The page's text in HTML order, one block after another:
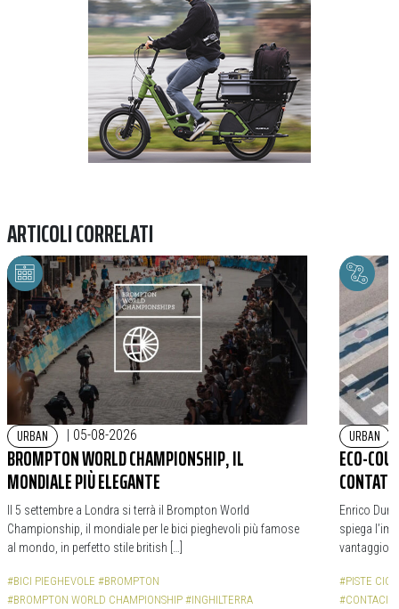
ARTICOLI CORRELATI
URBAN | 05-08-2026
BROMPTON WORLD CHAMPIONSHIP, IL
MONDIALE PIÙ ELEGANTE
Il 5 settembre a Londra si terrà il Brompton World
Championship, il mondiale per le bici pieghevoli più famose
al mondo, in perfetto stile british […]
#BICI PIEGHEVOLE #BROMPTON
#BROMPTON WORLD CHAMPIONSHIP #INGHILTERRA
URBAN
ECO-
Enrico
spiega
vantaggio
#PISTE